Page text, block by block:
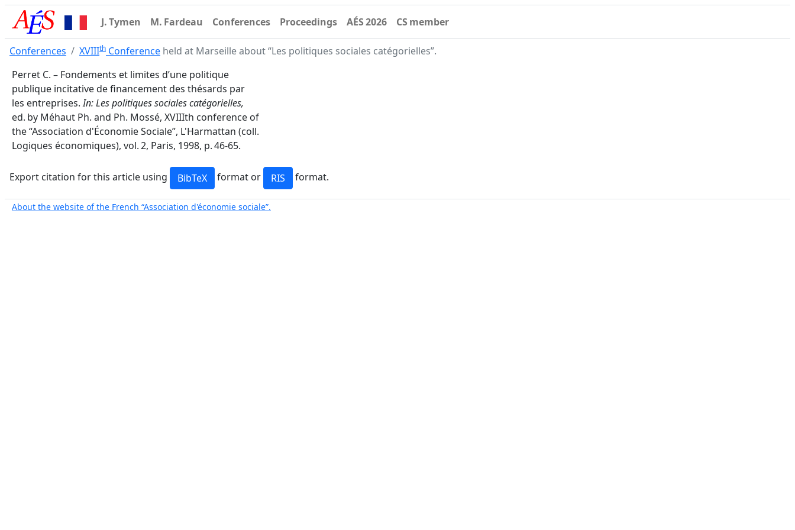
J. Tymen M. Fardeau Conferences Proceedings AÉS 2026 CS member
Conferences XVIIIth Conference held at Marseille about “Les politiques sociales catégorielles”.
Perret C. – Fondements et limites d’une politique
publique incitative de financement des thésards par
les entreprises.In: Les politiques sociales catégorielles,
ed. by Méhaut Ph. and Ph. Mossé, XVIIIth conference of
the “Association d'Économie Sociale”, L'Harmattan (coll.
Logiques économiques), vol. 2, Paris, 1998, p. 46-65.
Export citation for this article using format or format.
About the website of the French “Association d'économie sociale”.